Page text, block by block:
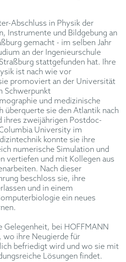
Abschluss in Physik der
Instrumente und Bildgebung an
gemacht - im selben Jahr
an der Ingenieurschule
stattgefunden hat. Ihre
ist nach wie vor
promoviert an der Universität
Schwerpunkt
und medizinische
überquerte sie den Atlantik nach
ihres zweijährigen Postdoc-
University im
konnte sie ihre
numerische Simulation und
vertiefen und mit Kollegen aus
Nach dieser
beschloss sie, ihre
und in einem
ein neues
Gelegenheit, bei HOFFMANN
wo ihre Neugierde für
befriedigt wird und wo sie mit
Lösungen findet.